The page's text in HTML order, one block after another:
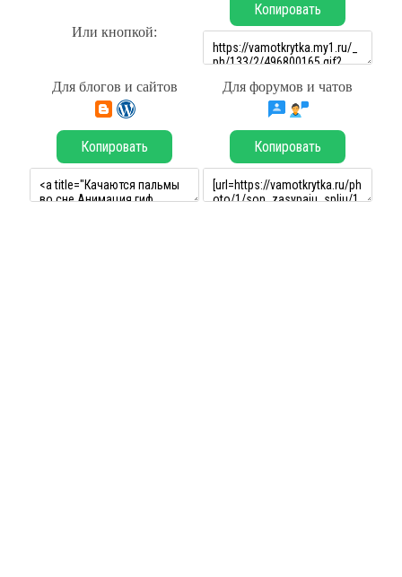
Или кнопкой:
Копировать
Для блогов и сайтов Для форумов и чатов
Копировать Копировать